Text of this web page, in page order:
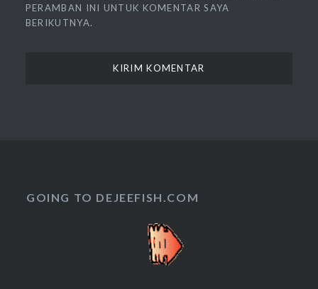
PERAMBAN INI UNTUK KOMENTAR SAYA
BERIKUTNYA.
GOING TO DEJEEFISH.COM